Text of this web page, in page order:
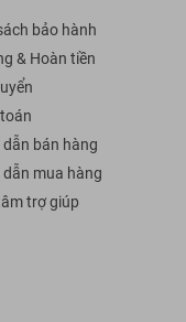
bảo hành
& Hoàn tiền
bán hàng
mua hàng
trợ giúp